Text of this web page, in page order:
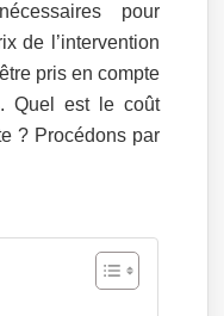
pour
de l’intervention
pris en compte
Quel est le coût
? Procédons par